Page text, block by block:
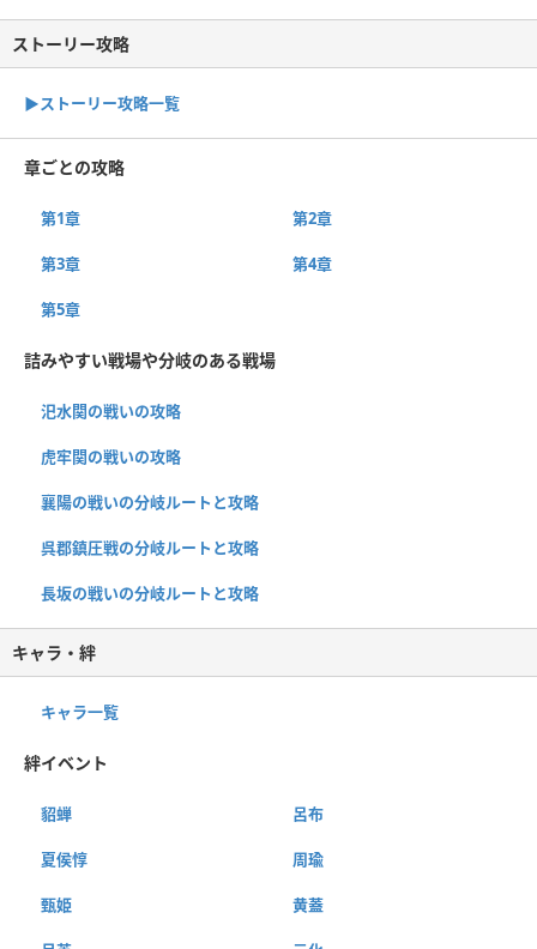
ストーリー攻略
▶︎ストーリー攻略一覧
章ごとの攻略
第1章 第2章
第3章 第4章
第5章
詰みやすい戦場や分岐のある戦場
汜水関の戦いの攻略
虎牢関の戦いの攻略
襄陽の戦いの分岐ルートと攻略
呉郡鎮圧戦の分岐ルートと攻略
長坂の戦いの分岐ルートと攻略
キャラ・絆
キャラ一覧
絆イベント
貂蝉 呂布
夏侯惇 周瑜
甄姫 黄蓋